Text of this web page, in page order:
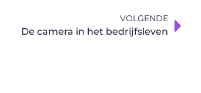
VOLGENDE
De camera in het bedrijfsleven